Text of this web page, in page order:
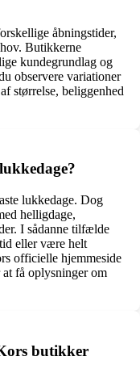
åbningstider,
Butikkerne
kundegrundlag og
observere variationer
størrelse, beliggenhed
lukkedage. Dog
helligdage,
I sådanne tilfælde
eller være helt
officielle hjemmeside
få oplysninger om
butikker